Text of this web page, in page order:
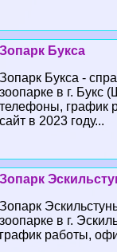
Зопарк Букса
Зопарк Букса -
зоопарке в г. Букс
телефоны, график
сайт в 2023 году...
Зопарк
Зопарк
зоопарке в г.
график работы,